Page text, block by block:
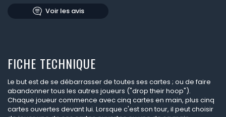
Voir les avis
FICHE TECHNIQUE
Le but est de se débarrasser de toutes ses cartes ; ou de faire
abandonner tous les autres joueurs ("drop their hoop").
Chaque joueur commence avec cinq cartes en main, plus cinq
cartes ouvertes devant lui. Lorsque c'est son tour, il peut choisir